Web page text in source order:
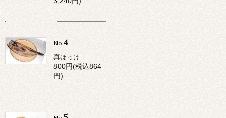
No.4
真ほっけ
800円(税込864
円)